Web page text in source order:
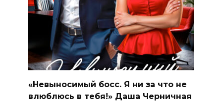
«Невыносимый босс. Я ни за что не
влюблюсь в тебя!» Даша Черничная